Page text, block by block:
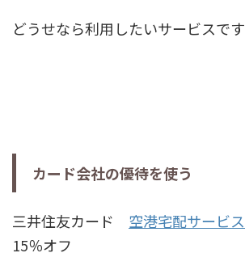
どうせなら利用したいサービスです
カード会社の優待を使う
三井住友カード 空港宅配サービス
15％オフ